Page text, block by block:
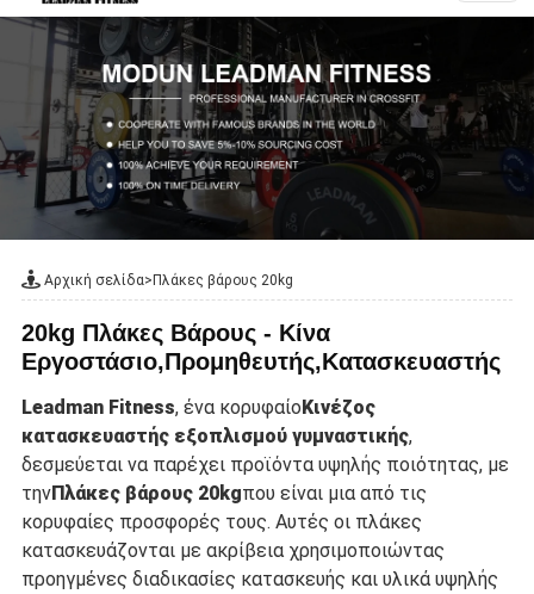
Αρχική σελίδα>Πλάκες βάρους 20kg
20kg Πλάκες Βάρους - Κίνα
Εργοστάσιο,Προμηθευτής,Κατασκευαστής
Leadman Fitness, ένα κορυφαίοΚινέζος
κατασκευαστής εξοπλισμού γυμναστικής,
δεσμεύεται να παρέχει προϊόντα υψηλής ποιότητας, με
τηνΠλάκες βάρους 20kgπου είναι μια από τις
κορυφαίες προσφορές τους. Αυτές οι πλάκες
κατασκευάζονται με ακρίβεια χρησιμοποιώντας
προηγμένες διαδικασίες κατασκευής και υλικά υψηλής